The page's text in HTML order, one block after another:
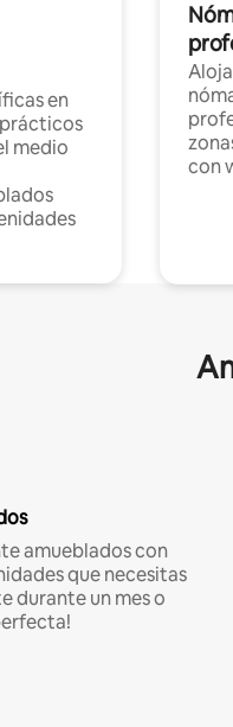
en
medio
con
amueblados con
que necesitas
durante un mes o